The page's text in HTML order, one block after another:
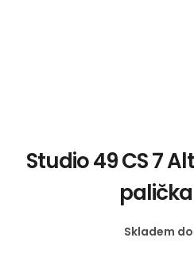
Studio 49 CS 7
palička
Skladem do